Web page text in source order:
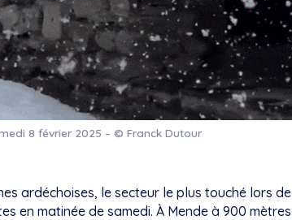
8 février 2025 – © Franck Dutour
ardéchoises, le secteur le plus touché lors de
en matinée de samedi. À Mende à 900 mètres